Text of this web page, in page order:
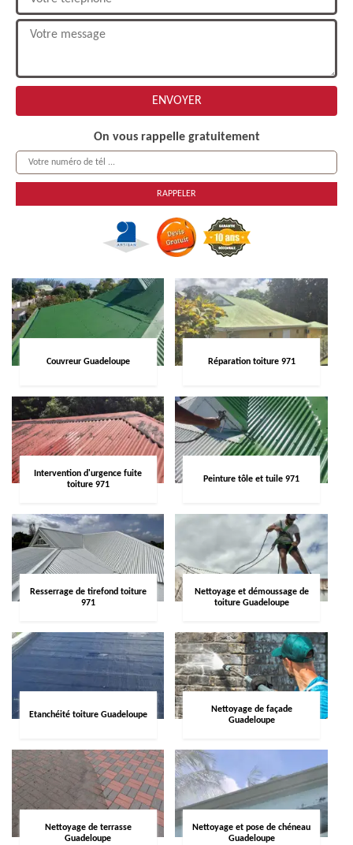
On vous rappelle gratuitement
Couvreur Guadeloupe Réparation toiture 971
Intervention d'urgence fuite
toiture 971
Peinture tôle et tuile 971
Resserrage de tirefond toiture
971
Nettoyage et démoussage de
toiture Guadeloupe
Etanchéité toiture Guadeloupe
Nettoyage de façade
Guadeloupe
Nettoyage de terrasse
Guadeloupe
Nettoyage et pose de chéneau
Guadeloupe